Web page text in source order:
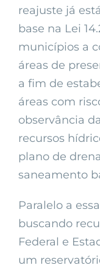
reajuste já
base na Lei
municípios a
áreas de
a fim de
áreas com
observância
recursos
plano de
saneamento
Paralelo a
buscando
Federal e
um